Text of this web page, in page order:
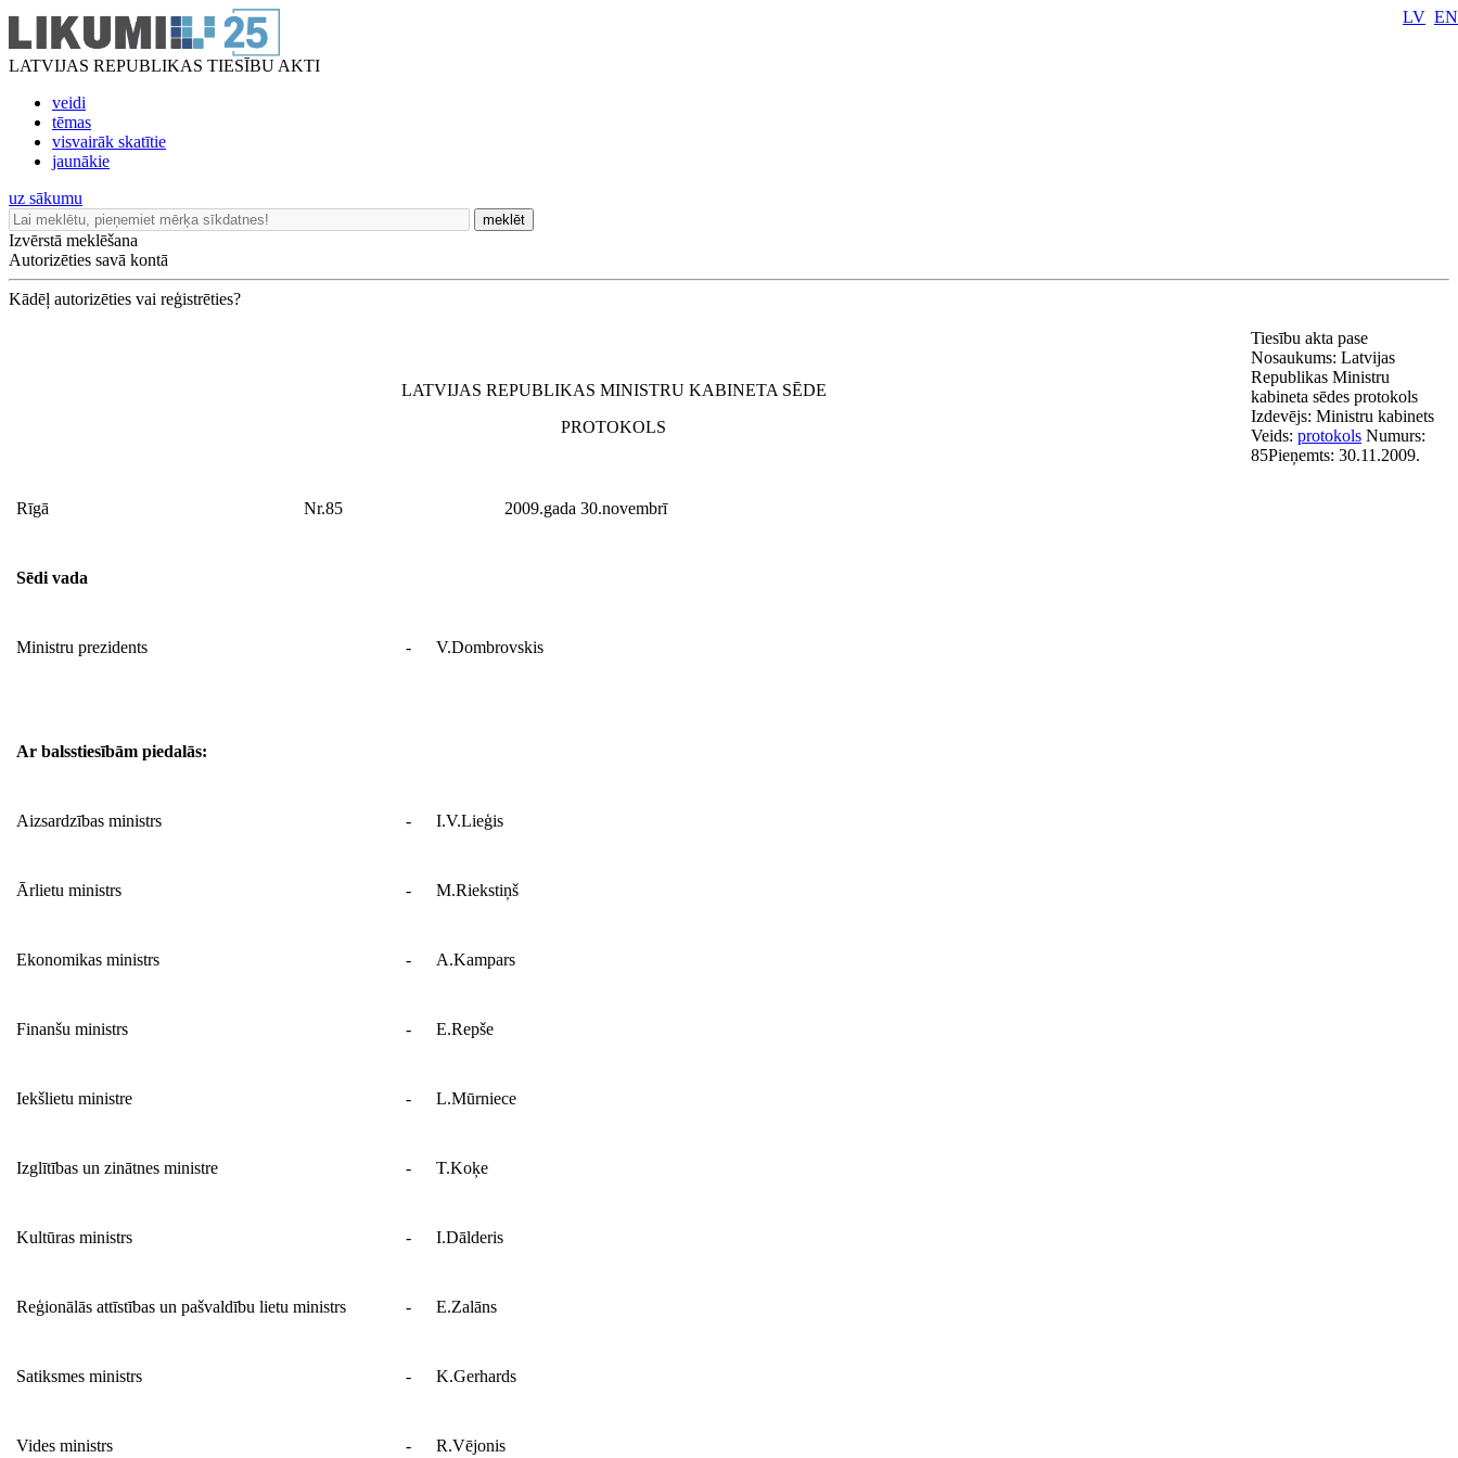
LATVIJAS REPUBLIKAS TIESĪBU AKTI
veidi
tēmas
visvairāk skatītie
jaunākie
LV EN
uz sākumu
meklēt
Izvērstā meklēšana
Autorizēties savā kontā
Kādēļ autorizēties vai reģistrēties?
LATVIJAS REPUBLIKAS MINISTRU KABINETA SĒDE
PROTOKOLS
Rīgā Nr.85 2009.gada 30.novembrī
Sēdi vada
Ministru prezidents - V.Dombrovskis
Ar balsstiesībām piedalās:
Aizsardzības ministrs - I.V.Lieģis
Ārlietu ministrs - M.Riekstiņš
Ekonomikas ministrs - A.Kampars
Finanšu ministrs - E.Repše
Iekšlietu ministre - L.Mūrniece
Izglītības un zinātnes ministre - T.Koķe
Kultūras ministrs - I.Dālderis
Reģionālās attīstības un pašvaldību lietu ministrs - E.Zalāns
Satiksmes ministrs - K.Gerhards
Vides ministrs - R.Vējonis
Tiesību akta pase
Nosaukums: Latvijas
Republikas Ministru
kabineta sēdes protokols
Izdevējs: Ministru kabinets
Veids: protokols Numurs:
85Pieņemts: 30.11.2009.